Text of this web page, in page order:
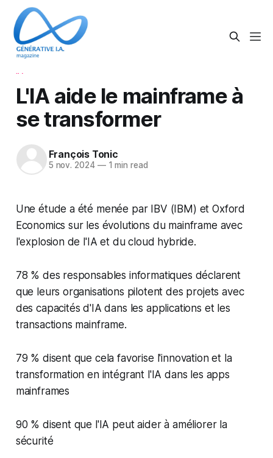
L'IA aide le mainframe à
se transformer
François Tonic
5 nov. 2024 —1 min read
Une étude a été menée par IBV (IBM) et Oxford
Economics sur les évolutions du mainframe avec
l'explosion de l'IA et du cloud hybride.
78 % des responsables informatiques déclarent
que leurs organisations pilotent des projets avec
des capacités d'IA dans les applications et les
transactions mainframe.
79 % disent que cela favorise l'innovation et la
transformation en intégrant l'IA dans les apps
mainframes
90 % disent que l'IA peut aider à améliorer la
sécurité